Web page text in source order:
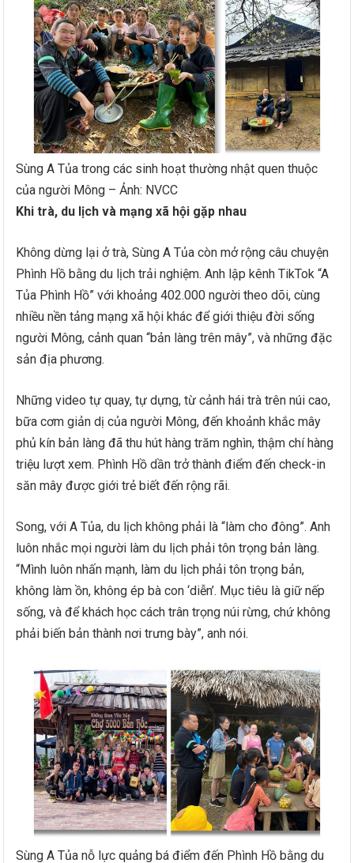
Sùng A Tủa trong các sinh hoạt thường nhật quen thuộc
của người Mông – Ảnh: NVCC
Khi trà, du lịch và mạng xã hội gặp nhau
Không dừng lại ở trà, Sùng A Tủa còn mở rộng câu chuyện
Phình Hồ bằng du lịch trải nghiệm. Anh lập kênh TikTok “A
Tủa Phình Hồ” với khoảng 402.000 người theo dõi, cùng
nhiều nền tảng mạng xã hội khác để giới thiệu đời sống
người Mông, cảnh quan “bản làng trên mây”, và những đặc
sản địa phương.
Những video tự quay, tự dựng, từ cảnh hái trà trên núi cao,
bữa cơm giản dị của người Mông, đến khoảnh khắc mây
phủ kín bản làng đã thu hút hàng trăm nghìn, thậm chí hàng
triệu lượt xem. Phình Hồ dần trở thành điểm đến check-in
săn mây được giới trẻ biết đến rộng rãi.
Song, với A Tủa, du lịch không phải là “làm cho đông”. Anh
luôn nhắc mọi người làm du lịch phải tôn trọng bản làng.
“Mình luôn nhấn mạnh, làm du lịch phải tôn trọng bản,
không làm ồn, không ép bà con ‘diễn’. Mục tiêu là giữ nếp
sống, và để khách học cách trân trọng núi rừng, chứ không
phải biến bản thành nơi trưng bày”, anh nói.
Sùng A Tủa nỗ lực quảng bá điểm đến Phình Hồ bằng du